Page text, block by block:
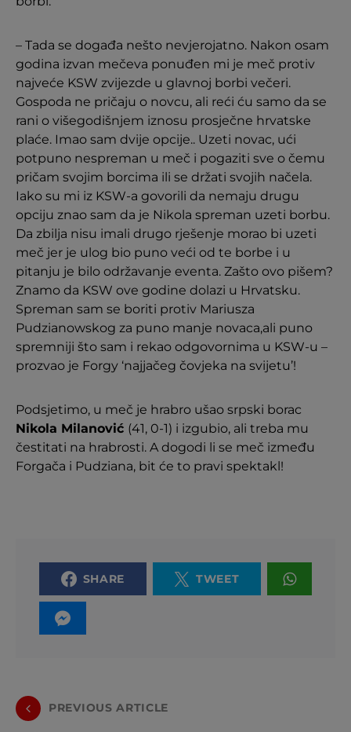
– Tada se događa nešto nevjerojatno. Nakon osam
godina izvan mečeva ponuđen mi je meč protiv
najveće KSW zvijezde u glavnoj borbi večeri.
Gospoda ne pričaju o novcu, ali reći ću samo da se
rani o višegodišnjem iznosu prosječne hrvatske
plaće. Imao sam dvije opcije.. Uzeti novac, ući
potpuno nespreman u meč i pogaziti sve o čemu
pričam svojim borcima ili se držati svojih načela.
Iako su mi iz KSW-a govorili da nemaju drugu
opciju znao sam da je Nikola spreman uzeti borbu.
Da zbilja nisu imali drugo rješenje morao bi uzeti
meč jer je ulog bio puno veći od te borbe i u
pitanju je bilo održavanje eventa. Zašto ovo pišem?
Znamo da KSW ove godine dolazi u Hrvatsku.
Spreman sam se boriti protiv Mariusza
Pudzianowskog za puno manje novaca,ali puno
spremniji što sam i rekao odgovornima u KSW-u –
prozvao je Forgy ‘najjačeg čovjeka na svijetu’!
Podsjetimo, u meč je hrabro ušao srpski borac
Nikola Milanović (41, 0-1) i izgubio, ali treba mu
čestitati na hrabrosti. A dogodi li se meč između
Forgača i Pudziana, bit će to pravi spektakl!
SHARE TWEET
PREVIOUS ARTICLE